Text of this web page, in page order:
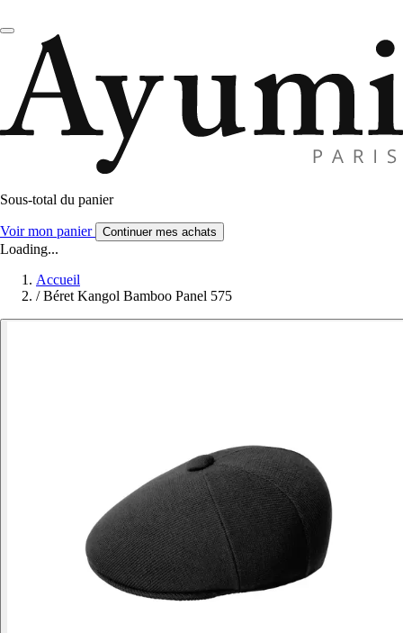
Sous-total du panier
Voir mon panier Continuer mes achats
Loading...
Accueil
/ Béret Kangol Bamboo Panel 575